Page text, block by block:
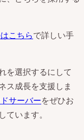
こちらで詳しい手
を選択するにして
ス成長を支援しま
サーバーをぜひお
しています。